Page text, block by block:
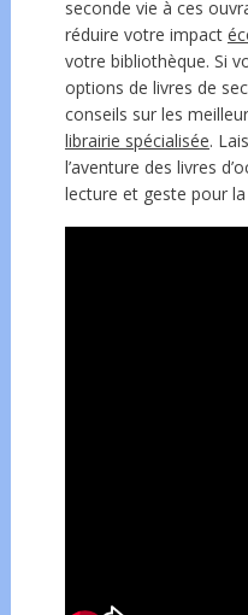
seconde vie à ces
réduire votre impact
votre bibliothèque. Si
options de livres de
conseils sur les
librairie spécialisée.
l’aventure des livres
lecture et geste pour